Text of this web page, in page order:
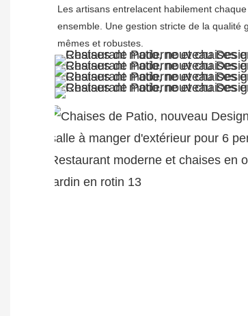
Les artisans entrelacent habilement
ensemble. Une gestion stricte de la qualité